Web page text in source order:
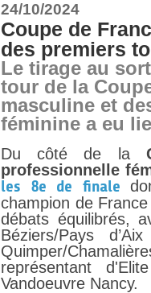
24/10/2024
Coupe de
des premiers
Le tirage au
tour de la
masculine et
féminine a eu
Du côté de la
professionnelle
les 8e de finale
champion de
débats équilibrés,
Béziers/Pays
Quimper/
représentant
Vandoeuvre Nancy.